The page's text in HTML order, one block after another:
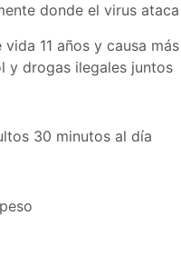
donde el virus ataca
11 años y causa
y drogas ilegales juntos
30 minutos al día